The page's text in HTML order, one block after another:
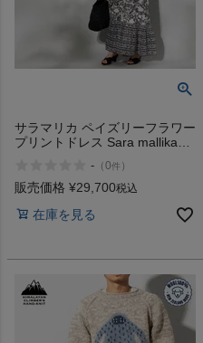
サラマリカ ペイズリーフラワー
プリントドレス Sara mallika
- （0件 ）
販売価格 ¥29,700税込
在庫を見る